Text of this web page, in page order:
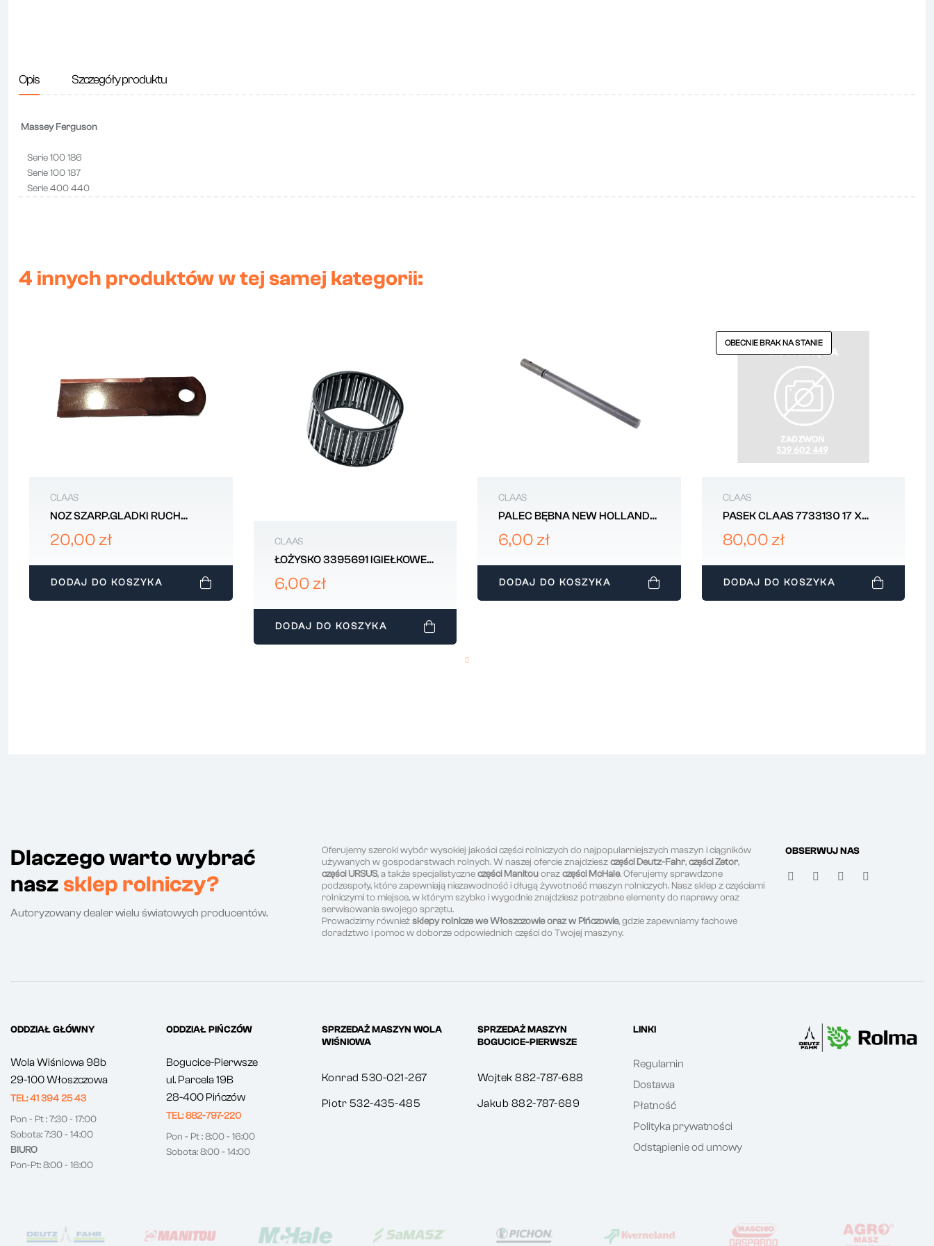
Opis Szczegóły produktu
Massey Ferguson
Serie 100 186
Serie 100 187
Serie 400 440
4 innych produktów w tej samej kategorii:
CLAAS
NOZ SZARP.GLADKI RUCH
060017
20,00 zł
DODAJ DO KOSZYKA
CLAAS
ŁOŻYSKO 3395691 IGIEŁKOWE
KOSY CLAAS 19X23X17,33
6,00 zł
DODAJ DO KOSZYKA
CLAAS
PALEC BĘBNA NEW HOLLAND
80434909
6,00 zł
DODAJ DO KOSZYKA
OBECNIE BRAK NA STANIE
CLAAS
PASEK CLAAS 7733130 17 X
4394
80,00 zł
DODAJ DO KOSZYKA
Dlaczego warto wybrać
nasz sklep rolniczy?
Autoryzowany dealer wielu światowych producentów.
Oferujemy szeroki wybór wysokiej jakości części rolniczych do najpopularniejszych maszyn i ciągników
używanych w gospodarstwach rolnych. W naszej ofercie znajdzieszczęści Deutz-Fahr,części Zetor,
części URSUS, a także specjalistyczneczęści Manitouorazczęści McHale. Oferujemy sprawdzone
podzespoły, które zapewniają niezawodność i długą żywotność maszyn rolniczych. Nasz sklep z częściami
rolniczymi to miejsce, w którym szybko i wygodnie znajdziesz potrzebne elementy do naprawy oraz
serwisowania swojego sprzętu.
Prowadzimy równieżsklepy rolnicze we Włoszczowie oraz w Pińczowie, gdzie zapewniamy fachowe
doradztwo i pomoc w doborze odpowiednich części do Twojej maszyny.
OBSERWUJ NAS
ODDZIAŁ GŁÓWNY
Wola Wiśniowa 98b
29-100 Włoszczowa
TEL: 41 394 25 43
Pon - Pt : 7:30 - 17:00
Sobota: 7:30 - 14:00
BIURO
Pon-Pt: 8:00 - 16:00
ODDZIAŁ PIŃCZÓW
Bogucice-Pierwsze
ul. Parcela 19B
28-400 Pińczów
TEL: 882-797-220
Pon - Pt : 8:00 - 16:00
Sobota: 8:00 - 14:00
SPRZEDAŻ MASZYN WOLA
WIŚNIOWA
Konrad 530-021-267
Piotr 532-435-485
SPRZEDAŻ MASZYN
BOGUCICE-PIERWSZE
Wojtek 882-787-688
Jakub 882-787-689
LINKI
Regulamin
Dostawa
Płatność
Polityka prywatności
Odstąpienie od umowy